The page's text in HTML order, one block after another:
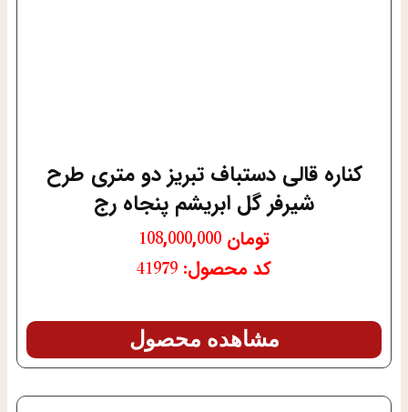
کناره قالی دستباف تبریز دو متری طرح
شیرفر گل ابریشم پنجاه رج
تومان
کد محصول: 41979
مشاهده محصول